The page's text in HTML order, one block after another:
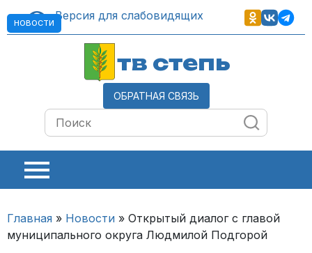
Версия для слабовидящих
тв степь
ОБРАТНАЯ СВЯЗЬ
Главная » Новости » Открытый диалог с главой
муниципального округа Людмилой Подгорой
НОВОСТИ